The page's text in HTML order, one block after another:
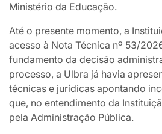
Ministério da Educação.
Até o presente momento, a
acesso à Nota Técnica nº 53/
fundamento da decisão
processo, a Ulbra já havia
técnicas e jurídicas apontando
que, no entendimento da
pela Administração Pública.